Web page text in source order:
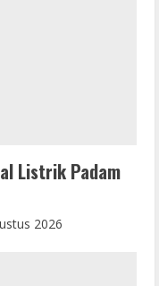
Listrik Padam
2026